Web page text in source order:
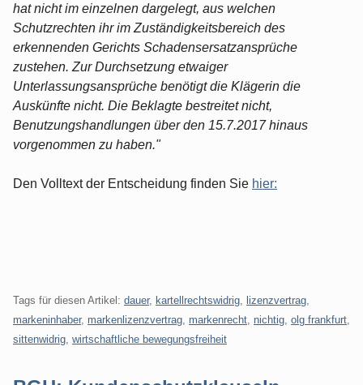
hat nicht im einzelnen dargelegt, aus welchen
Schutzrechten ihr im Zuständigkeitsbereich des
erkennenden Gerichts Schadensersatzansprüche
zustehen. Zur Durchsetzung etwaiger
Unterlassungsansprüche benötigt die Klägerin die
Auskünfte nicht. Die Beklagte bestreitet nicht,
Benutzungshandlungen über den 15.7.2017 hinaus
vorgenommen zu haben."
Den Volltext der Entscheidung finden Sie hier:
Tags für diesen Artikel: dauer, kartellrechtswidrig lizenzvertrag
markeninhaber, markenlizenzvertrag markenrecht nichtig olg frankfurt
sittenwidrig wirtschaftliche bewegungsfreiheit